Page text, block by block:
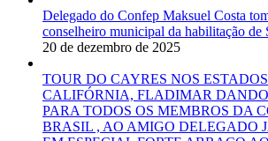
Delegado do Confep Maksuel Costa
conselheiro municipal da habilitação de
20 de dezembro de 2025
TOUR DO CAYRES NOS
CALIFÓRNIA, FLADIMAR DANDO
PARA TODOS OS MEMBROS DA
BRASIL , AO AMIGO DELEGADO